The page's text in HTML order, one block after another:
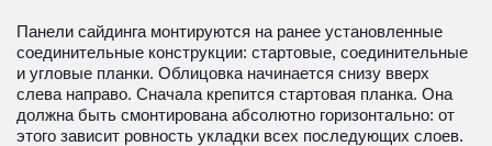
Панели сайдинга монтируются на ранее установленные
соединительные конструкции: стартовые, соединительные
и угловые планки. Облицовка начинается снизу вверх
слева направо. Сначала крепится стартовая планка. Она
должна быть смонтирована абсолютно горизонтально: от
этого зависит ровность укладки всех последующих слоев.